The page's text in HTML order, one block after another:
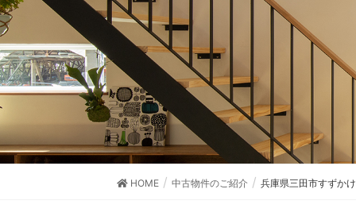
HOME 中古物件のご紹介 兵庫県三田市すずか